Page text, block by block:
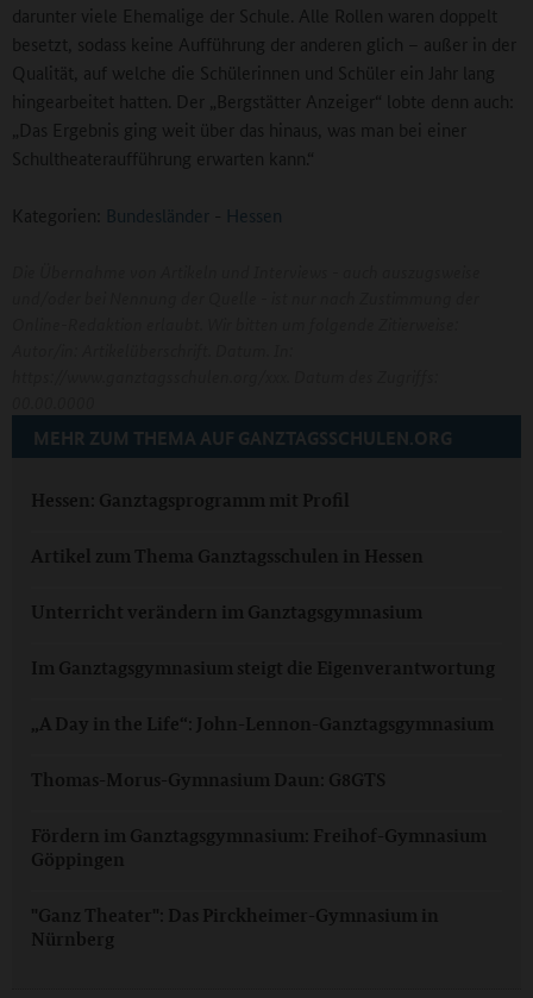
darunter viele Ehemalige der Schule. Alle Rollen waren doppelt
besetzt, sodass keine Aufführung der anderen glich – außer in der
Qualität, auf welche die Schülerinnen und Schüler ein Jahr lang
hingearbeitet hatten. Der „Bergstätter Anzeiger“ lobte denn auch:
„Das Ergebnis ging weit über das hinaus, was man bei einer
Schultheateraufführung erwarten kann.“
Kategorien: Bundesländer - Hessen
MEHR ZUM THEMA AUF GANZTAGSSCHULEN.ORG
Hessen: Ganztagsprogramm mit Profil
Artikel zum Thema Ganztagsschulen in Hessen
Unterricht verändern im Ganztagsgymnasium
Im Ganztagsgymnasium steigt die Eigenverantwortung
„A Day in the Life“: John-Lennon-Ganztagsgymnasium
Thomas-Morus-Gymnasium Daun: G8GTS
Fördern im Ganztagsgymnasium: Freihof-Gymnasium
Göppingen
"Ganz Theater": Das Pirckheimer-Gymnasium in
Nürnberg